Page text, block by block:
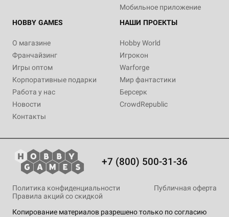
Уведомить о наличии
Мобильное приложение
HOBBY GAMES
О магазине
Франчайзинг
Игры оптом
Корпоративные подарки
Работа у нас
Новости
Контакты
НАШИ ПРОЕКТЫ
Hobby World
Игрокон
Warforge
Мир фантастики
Берсерк
CrowdRepublic
+7 (800) 500-31-36
Копирование материалов разрешено только по согласию
Политика конфиденциальности
Публичная оферта
Правила акций со скидкой